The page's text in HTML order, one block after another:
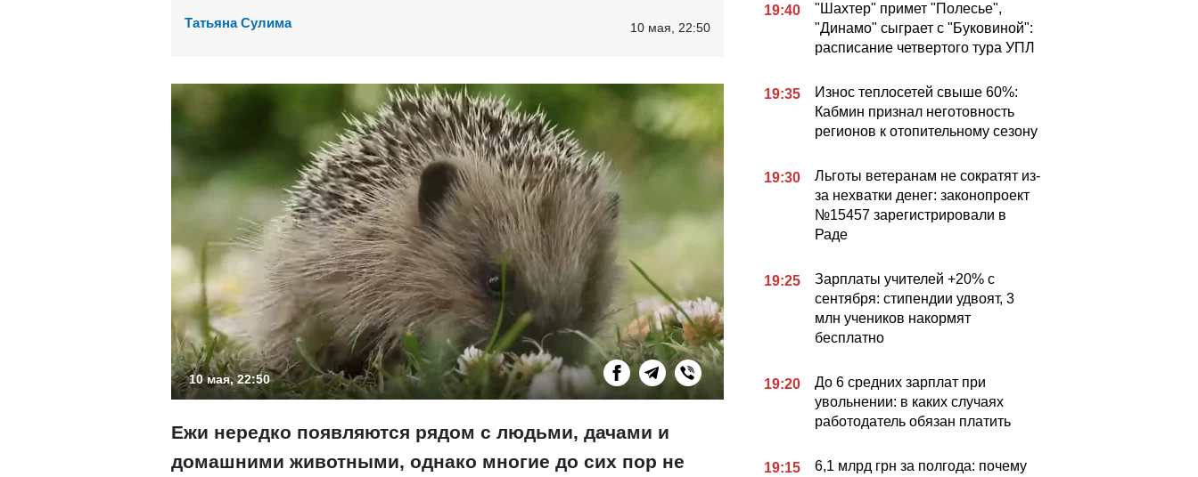
Татьяна Сулима 10 мая, 22:50
10 мая, 22:50
Ежи нередко появляются рядом с людьми, дачами и
домашними животными, однако многие до сих пор не
19:40
"Шахтер" примет "Полесье",
"Динамо" сыграет с "Буковиной":
расписание четвертого тура УПЛ
19:35
Износ теплосетей свыше 60%:
Кабмин признал неготовность
регионов к отопительному сезону
19:30
Льготы ветеранам не сократят из-
за нехватки денег: законопроект
№15457 зарегистрировали в
Раде
19:25
Зарплаты учителей +20% с
сентября: стипендии удвоят, 3
млн учеников накормят
бесплатно
19:20
До 6 средних зарплат при
увольнении: в каких случаях
работодатель обязан платить
19:15
6,1 млрд грн за полгода: почему